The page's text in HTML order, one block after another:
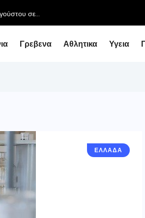
σε...
Γρεβενα Αθλητικα Υγεια
ΕΛΛΑΔΑ